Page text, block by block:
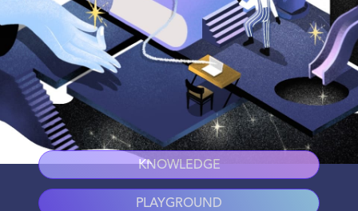
KNOWLEDGE
PLAYGROUND